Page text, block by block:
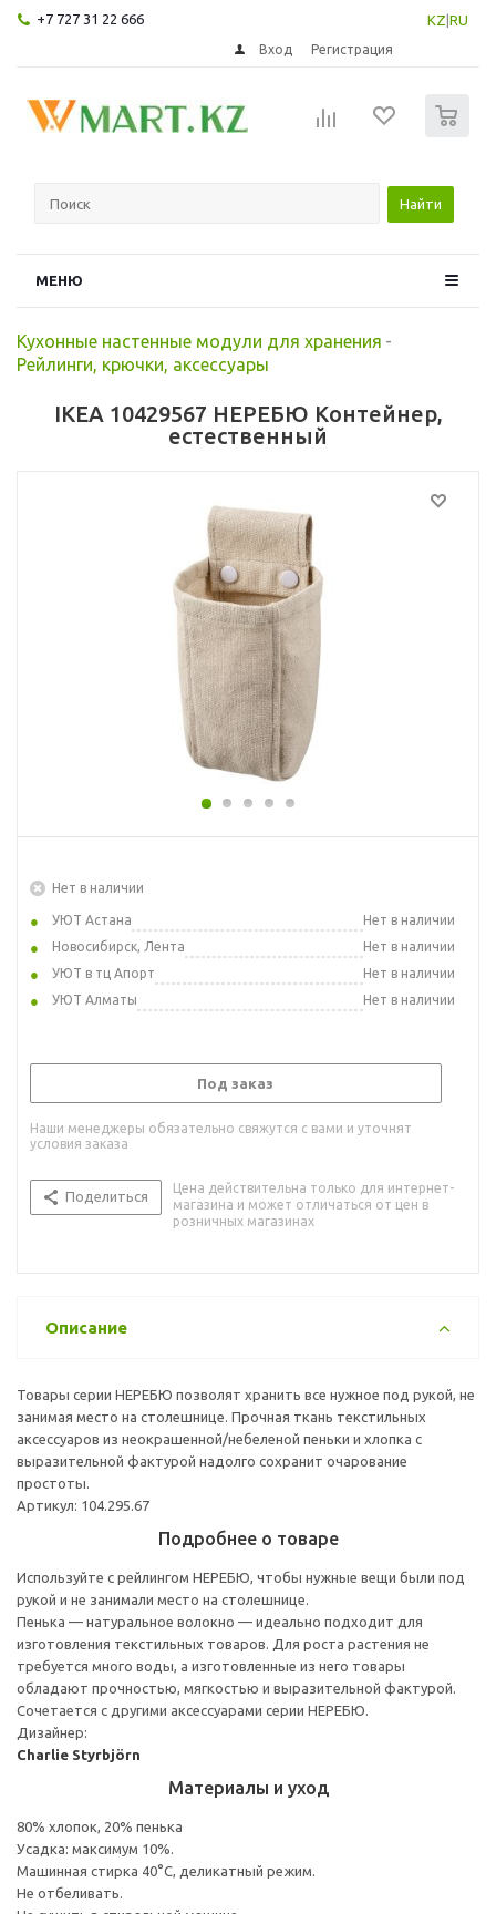
+7 727 31 22 666 KZ RU
Вход Регистрация
Найти
МЕНЮ
Кухонные настенные модули для хранения -
Рейлинги, крючки, аксессуары
IKEA 10429567 НЕРЕБЮ Контейнер,
естественный
Нет в наличии
УЮТ Астана
Нет в наличии
Новосибирск, Лента
Нет в наличии
УЮТ в тц Апорт
Нет в наличии
УЮТ Алматы
Нет в наличии
Под заказ
Наши менеджеры обязательно свяжутся с вами и уточнят
условия заказа
Поделиться
Цена действительна только для интернет-
магазина и может отличаться от цен в
розничных магазинах
Описание
Товары серии НЕРЕБЮ позволят хранить все нужное под рукой, не
занимая место на столешнице. Прочная ткань текстильных
аксессуаров из неокрашенной/небеленой пеньки и хлопка с
выразительной фактурой надолго сохранит очарование
простоты.
Артикул: 104.295.67
Подробнее о товаре
Используйте с рейлингом НЕРЕБЮ, чтобы нужные вещи были под
рукой и не занимали место на столешнице.
Пенька — натуральное волокно — идеально подходит для
изготовления текстильных товаров. Для роста растения не
требуется много воды, а изготовленные из него товары
обладают прочностью, мягкостью и выразительной фактурой.
Сочетается с другими аксессуарами серии НЕРЕБЮ.
Дизайнер:
Charlie Styrbjörn
Материалы и уход
80% хлопок, 20% пенька
Усадка: максимум 10%.
Машинная стирка 40°С, деликатный режим.
Не отбеливать.